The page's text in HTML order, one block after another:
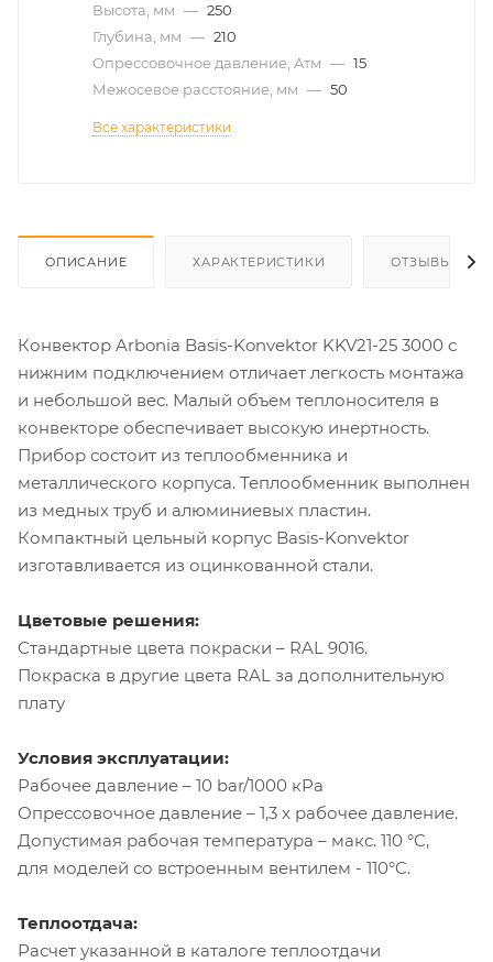
Высота, мм — 250
Глубина, мм — 210
Опрессовочное давление, Атм — 15
Межосевое расстояние, мм — 50
Все характеристики
ОПИСАНИЕ ХАРАКТЕРИСТИКИ ОТЗЫВЫ
Конвектор Arbonia Basis-Konvektor KKV21-25 3000 с
нижним подключением отличает легкость монтажа
и небольшой вес. Малый объем теплоносителя в
конвекторе обеспечивает высокую инертность.
Прибор состоит из теплообменника и
металлического корпуса. Теплообменник выполнен
из медных труб и алюминиевых пластин.
Компактный цельный корпус Basis-Konvektor
изготавливается из оцинкованной стали.
Цветовые решения:
Стандартные цвета покраски – RAL 9016.
Покраска в другие цвета RAL за дополнительную
плату
Условия эксплуатации:
Рабочее давление – 10 bar/1000 кРа
Опрессовочное давление – 1,3 х рабочее давление.
Допустимая рабочая температура – макс. 110 °C,
для моделей со встроенным вентилем - 110°C.
Теплоотдача:
Расчет указанной в каталоге теплоотдачи